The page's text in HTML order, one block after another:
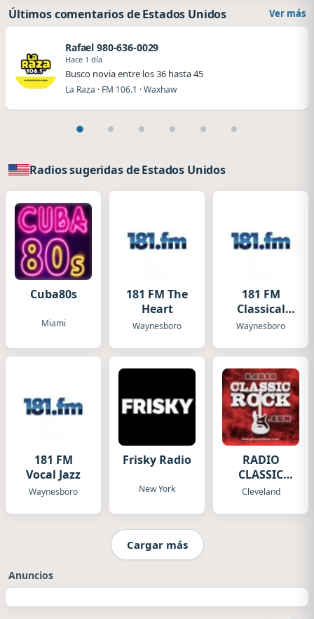
Últimos comentarios de Estados Unidos Ver más
Rafael 980-636-0029
Hace 1 día
Busco novia entre los 36 hasta 45
La Raza · FM 106.1 · Waxhaw
Radios sugeridas de Estados Unidos
Cuba80s
Miami
181 FM The
Heart
Waynesboro
181 FM
Classical
Jazz
Waynesboro
181 FM
Vocal Jazz
Waynesboro
Frisky Radio
New York
RADIO
CLASSIC
ROCK .com
Cleveland
Cargar más
Anuncios